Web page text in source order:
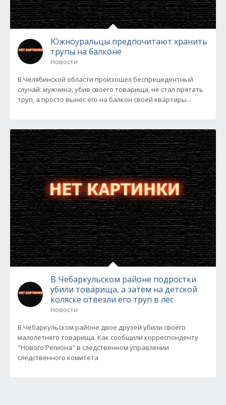
Южноуральцы предпочитают хранить
трупы на балконе
Новости
В Челябинской области произошел беспрецедентный
случай: мужчина, убив своего товарища, не стал прятать
труп, а просто вынес его на балкон своей квартиры...
В Чебаркульском районе подростки
убили товарища, а затем на детской
коляске отвезли его труп в лес
Новости
В Чебаркульском районе двое друзей убили своего
малолетнего товарища. Как сообщили корреспонденту
"Нового Региона" в следственном управлении
следственного комитета